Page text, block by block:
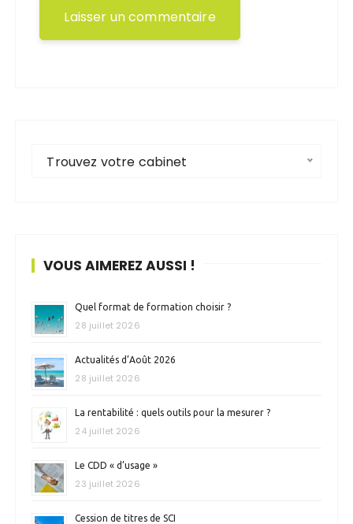
Trouvez votre cabinet
VOUS AIMEREZ AUSSI !
Quel format de formation choisir ?
28 juillet 2026
Actualités d’Août 2026
28 juillet 2026
La rentabilité : quels outils pour la mesurer ?
24 juillet 2026
Le CDD « d’usage »
23 juillet 2026
Cession de titres de SCI